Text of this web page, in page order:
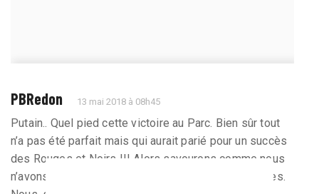
PBRedon 13 mai 2018 à 08h45
Putain.. Quel pied cette victoire au Parc. Bien sûr tout
n’a pas été parfait mais qui aurait parié pour un succès
des Rouges et Noirs !!! Alors savourons comme nous
n’avons plus eu le droit de le faire depuis des années.